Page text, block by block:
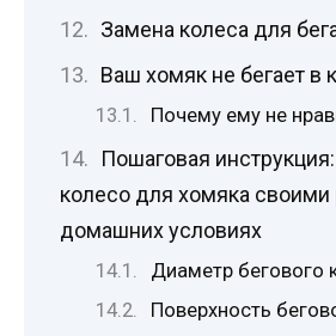
Замена колеса для
Ваш хомяк не бегает в
Почему ему не
Пошаговая
колесо для хомяка своими
домашних условиях
Диаметр бегового
Поверхность